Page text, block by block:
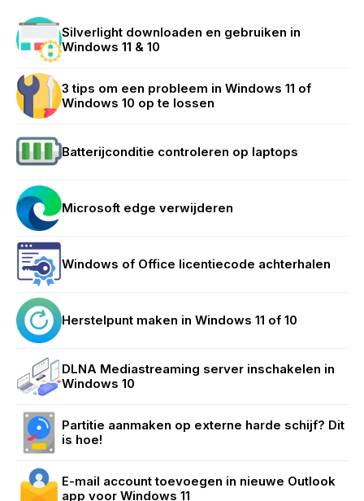
Silverlight downloaden en gebruiken in
Windows 11 & 10
3 tips om een probleem in Windows 11 of
Windows 10 op te lossen
Batterijconditie controleren op laptops
Microsoft edge verwijderen
Windows of Office licentiecode achterhalen
Herstelpunt maken in Windows 11 of 10
DLNA Mediastreaming server inschakelen in
Windows 10
Partitie aanmaken op externe harde schijf? Dit
is hoe!
E-mail account toevoegen in nieuwe Outlook
app voor Windows 11